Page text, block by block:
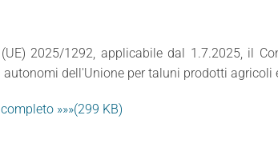
2025/1292, applicabile dal 1.7.2025, il
dell'Unione per taluni prodotti agricoli
»»»(299 KB)